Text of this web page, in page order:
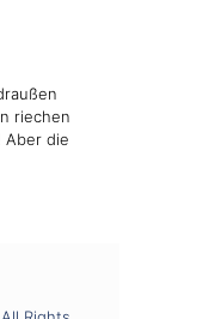
riechen
Aber die